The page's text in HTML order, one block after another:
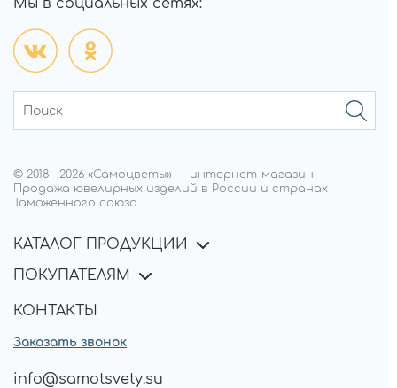
Мы в социальных сетях:
© 2018—2026 «Самоцветы» — интернет-магазин.
Продажа ювелирных изделий в России и странах
Таможенного союза
КАТАЛОГ ПРОДУКЦИИ
ПОКУПАТЕЛЯМ
КОНТАКТЫ
Заказать звонок
info@samotsvety.su